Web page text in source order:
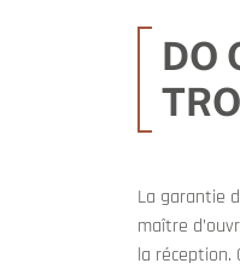
DO
La garantie
maître
la